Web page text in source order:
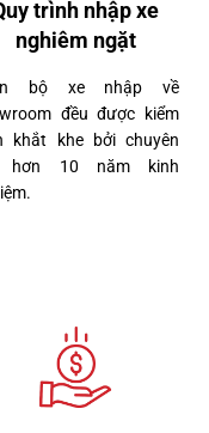
trình nhập xe
nghiêm ngặt
bộ xe nhập về
đều được kiểm
khắt khe bởi chuyên
hơn 10 năm kinh